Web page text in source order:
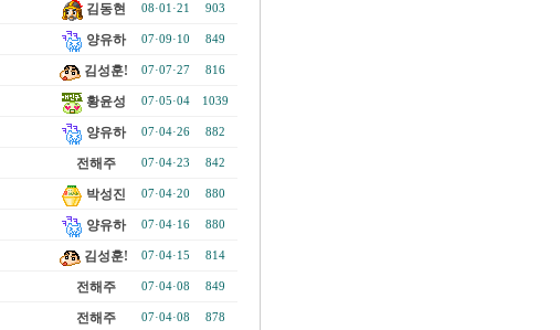
김동현 08·01·21 903
양유하 07·09·10 849
김성훈! 07·07·27 816
황윤성 07·05·04 1039
양유하 07·04·26 882
전해주 07·04·23 842
박성진 07·04·20 880
양유하 07·04·16 880
김성훈! 07·04·15 814
전해주 07·04·08 849
전해주 07·04·08 878